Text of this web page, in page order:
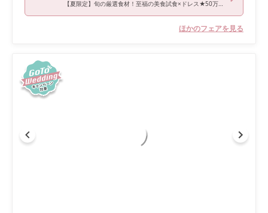
【夏限定】旬の厳選食材！至福の美食試食×ドレス★50万特典BIG
ほかのフェアを見る